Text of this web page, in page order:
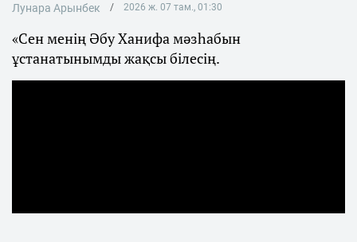
Лунара Арынбек 2026 ж. 07 там., 01:30
«Сен менің Әбу Ханифа мәзһабын
ұстанатынымды жақсы білесің.